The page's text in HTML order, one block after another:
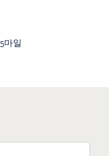
마일